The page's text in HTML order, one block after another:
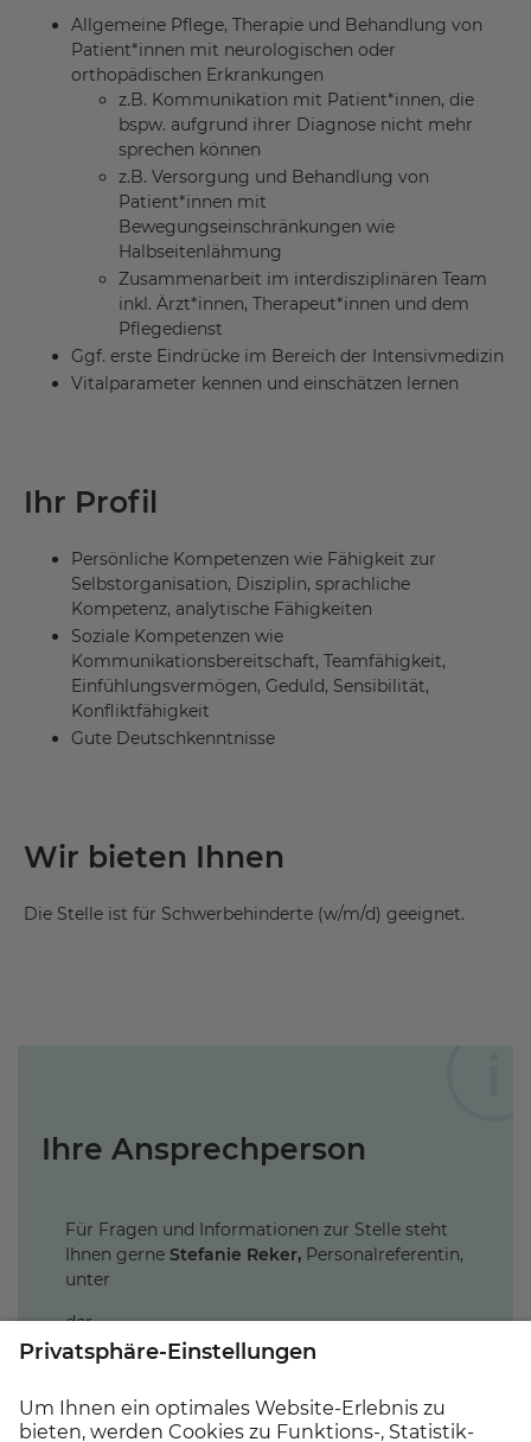
Allgemeine Pflege, Therapie und Behandlung von
Patient*innen mit neurologischen oder
orthopädischen Erkrankungen
z.B. Kommunikation mit Patient*innen, die
bspw. aufgrund ihrer Diagnose nicht mehr
sprechen können
z.B. Versorgung und Behandlung von
Patient*innen mit
Bewegungseinschränkungen wie
Halbseitenlähmung
Zusammenarbeit im interdisziplinären Team
inkl. Ärzt*innen, Therapeut*innen und dem
Pflegedienst
Ggf. erste Eindrücke im Bereich der Intensivmedizin
Vitalparameter kennen und einschätzen lernen
Ihr Profil
Persönliche Kompetenzen wie Fähigkeit zur
Selbstorganisation, Disziplin, sprachliche
Kompetenz, analytische Fähigkeiten
Soziale Kompetenzen wie
Kommunikationsbereitschaft, Teamfähigkeit,
Einfühlungsvermögen, Geduld, Sensibilität,
Konfliktfähigkeit
Gute Deutschkenntnisse
Wir bieten Ihnen
Die Stelle ist für Schwerbehinderte (w/m/d) geeignet.
Ihre Ansprechperson
Für Fragen und Informationen zur Stelle steht
Ihnen gerne Stefanie Reker, Personalreferentin,
unter
der
Tel.Nr.0591-9181100 oder
Stefanie.Reker@mediclin.dezur Verfügung.